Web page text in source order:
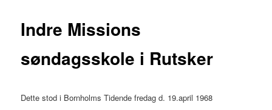
Indre Missions
søndagsskole i Rutsker
Dette stod i Bornholms Tidende fredag d. 19.april 1968